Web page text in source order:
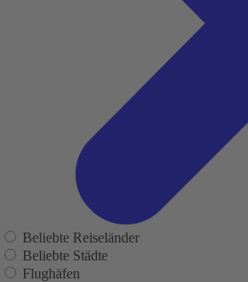
Beliebte Reiseländer
Beliebte Städte
Flughäfen